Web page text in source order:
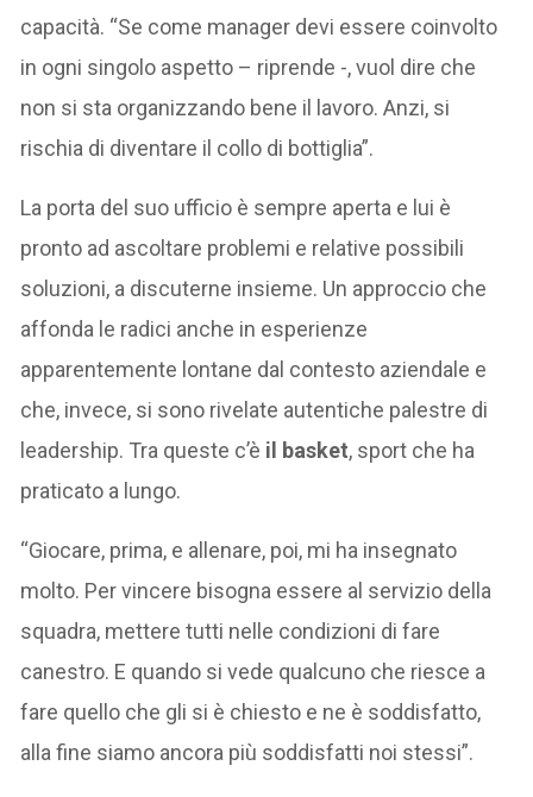
capacità. “Se come manager devi essere coinvolto
in ogni singolo aspetto – riprende -, vuol dire che
non si sta organizzando bene il lavoro. Anzi, si
rischia di diventare il collo di bottiglia”.
La porta del suo ufficio è sempre aperta e lui è
pronto ad ascoltare problemi e relative possibili
soluzioni, a discuterne insieme. Un approccio che
affonda le radici anche in esperienze
apparentemente lontane dal contesto aziendale e
che, invece, si sono rivelate autentiche palestre di
leadership. Tra queste c’è il basket, sport che ha
praticato a lungo.
“Giocare, prima, e allenare, poi, mi ha insegnato
molto. Per vincere bisogna essere al servizio della
squadra, mettere tutti nelle condizioni di fare
canestro. E quando si vede qualcuno che riesce a
fare quello che gli si è chiesto e ne è soddisfatto,
alla fine siamo ancora più soddisfatti noi stessi”.